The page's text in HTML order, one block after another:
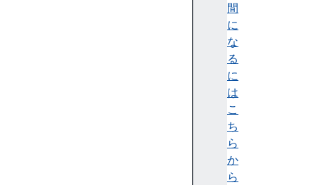
間
に
な
る
に
は
こ
ち
ら
か
ら